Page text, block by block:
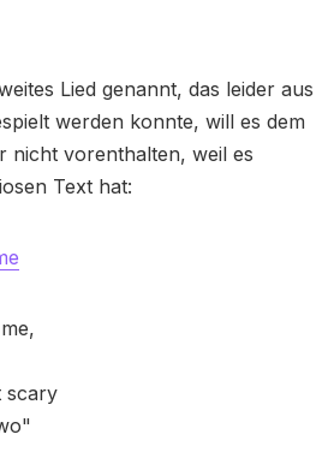
Lied genannt, das leider aus
werden konnte, will es dem
nicht vorenthalten, weil es
Text hat:
scary